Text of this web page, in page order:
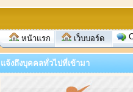
หน้าแรก เว็บบอร์ด
แจ้งถึงบุคคลทั่วไปที่เข้ามา